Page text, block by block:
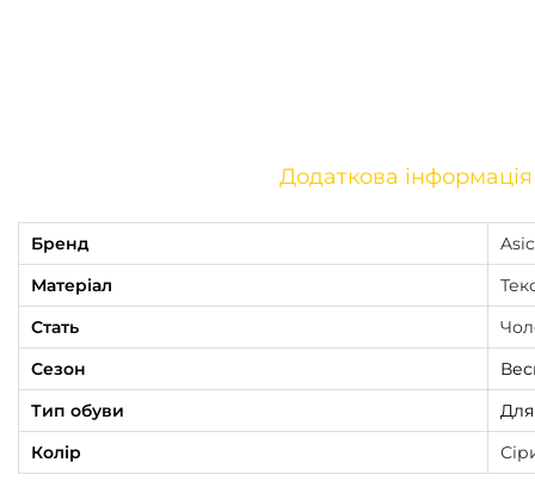
Додаткова інформація
Бренд
Матеріал
Стать
Сезон
Тип обуви
Для
Колір